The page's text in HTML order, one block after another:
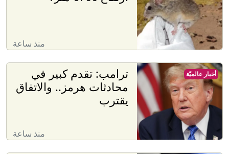
منذ ساعة
ترامب: تقدم كبير في
محادثات هرمز.. والاتفاق
يقترب
منذ ساعة
أخبار عالميّة